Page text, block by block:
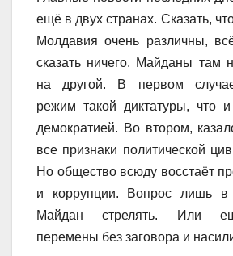
ещё в двух странах. Сказать,
Молдавия очень различны,
сказать ничего. Майданы там
на другой. В первом случае
режим такой диктатуры, что
демократией. Во втором,
все признаки политической
Но общество всюду восстаёт
и коррупции. Вопрос лишь в
Майдан стрелять. Или
перемены без заговора и